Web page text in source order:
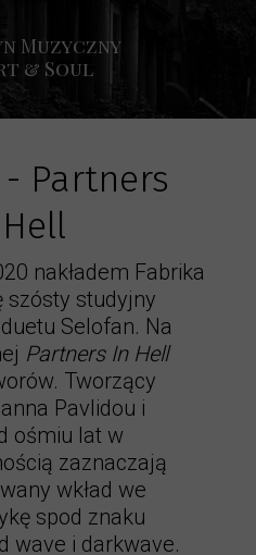
nakładem Fabrika
szósty studyjny
Selofan. Na
Partners In Hell
Tworzący
Pavlidou i
ośmiu lat w
zaznaczają
wkład we
spod znaku
wave i darkwave.
- Partners
Muzyczny
& Soul